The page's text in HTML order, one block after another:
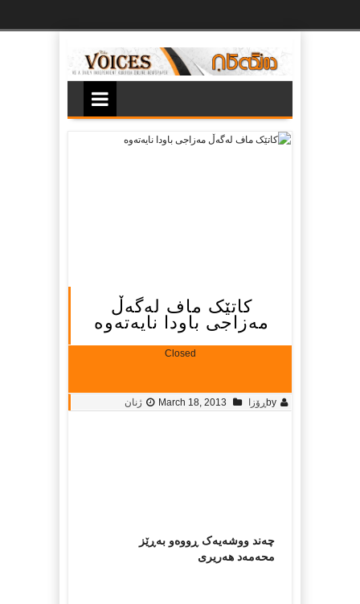
کاتێک ماف لەگەڵ
مەزاجی باودا نایەتەوە
Closed
by ڕۆزا March 18, 2013 ژنان
چەند ووشەیەک ڕووەو بەڕێز
محەمەد هەریری